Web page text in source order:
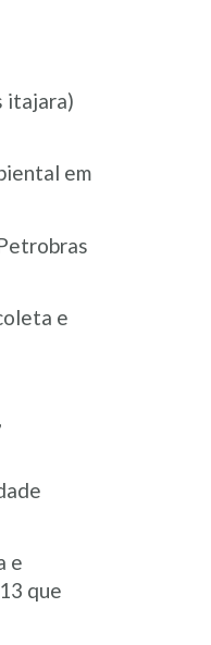
itajara)
em
e
e
que